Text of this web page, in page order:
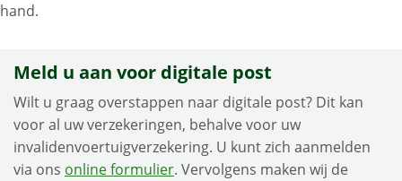
hand.
Meld u aan voor digitale post
Wilt u graag overstappen naar digitale post? Dit kan
voor al uw verzekeringen, behalve voor uw
invalidenvoertuigverzekering. U kunt zich aanmelden
via ons online formulier. Vervolgens maken wij de